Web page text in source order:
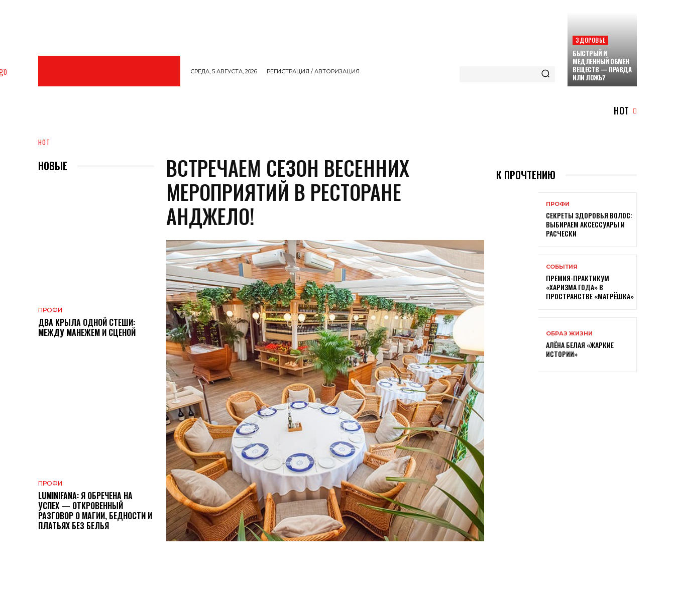
СРЕДА, 5 АВГУСТА, 2026 РЕГИСТРАЦИЯ / АВТОРИЗАЦИЯ
ЗДОРОВЬЕ
БЫСТРЫЙ И
МЕДЛЕННЫЙ ОБМЕН
ВЕЩЕСТВ — ПРАВДА
ИЛИ ЛОЖЬ?
HOT
HOT
НОВЫЕ
ПРОФИ
ДВА КРЫЛА ОДНОЙ СТЕШИ:
МЕЖДУ МАНЕЖЕМ И СЦЕНОЙ
ПРОФИ
LUMINIFANA: Я ОБРЕЧЕНА НА
УСПЕХ — ОТКРОВЕННЫЙ
РАЗГОВОР О МАГИИ, БЕДНОСТИ И
ПЛАТЬЯХ БЕЗ БЕЛЬЯ
ВСТРЕЧАЕМ СЕЗОН ВЕСЕННИХ
МЕРОПРИЯТИЙ В РЕСТОРАНЕ
АНДЖЕЛО!
К ПРОЧТЕНИЮ
ПРОФИ
СЕКРЕТЫ ЗДОРОВЬЯ ВОЛОС:
ВЫБИРАЕМ АКСЕССУАРЫ И
РАСЧЕСКИ
СОБЫТИЯ
ПРЕМИЯ-ПРАКТИКУМ
«ХАРИЗМА ГОДА» В
ПРОСТРАНСТВЕ «МАТРЁШКА»
ОБРАЗ ЖИЗНИ
АЛЁНА БЕЛАЯ «ЖАРКИЕ
ИСТОРИИ»